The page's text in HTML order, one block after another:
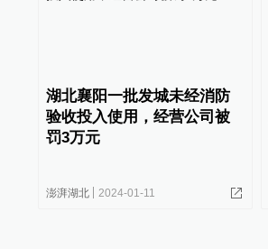
湖北襄阳一批发城未经消防
验收投入使用，经营公司被
罚3万元
澎湃湖北 2024-01-11